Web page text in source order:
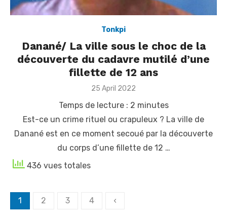
Tonkpi
Danané/ La ville sous le choc de la
découverte du cadavre mutilé d’une
fillette de 12 ans
Posted
25 April 2022
Temps de lecture : 2 minutes
Est-ce un crime rituel ou crapuleux ? La ville de
Danané est en ce moment secoué par la découverte
du corps d’une fillette de 12 …
436 vues totales
Posts
1 2 3 4 ‹
Clôture de la première édition des Masterclass Luxar -